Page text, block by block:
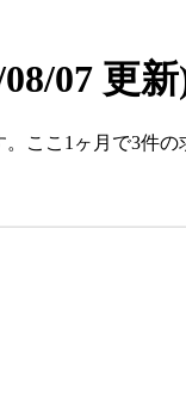
07 更
ここ1ヶ月で3件の